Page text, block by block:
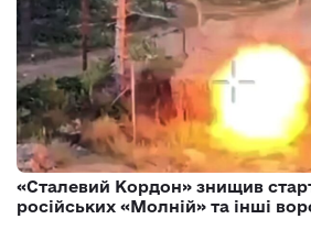
«Сталевий Кордон» знищив
російських «Молній» та інші